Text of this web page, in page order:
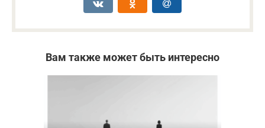
Вам также может быть интересно